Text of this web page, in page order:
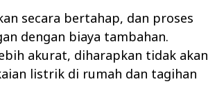
secara bertahap, dan proses
dengan biaya tambahan.
akurat, diharapkan tidak akan
listrik di rumah dan tagihan